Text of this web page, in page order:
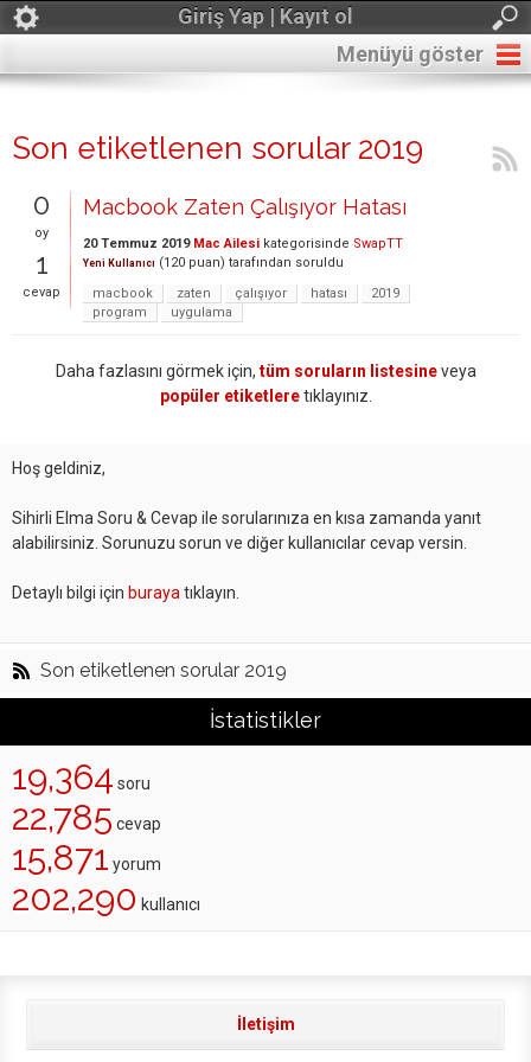
Giriş Yap | Kayıt ol
Menüyü göster
Son etiketlenen sorular 2019
0
oy
1
cevap
Macbook Zaten Çalışıyor Hatası
20 Temmuz 2019 Mac Ailesi kategorisinde SwapTT
Yeni Kullanıcı (120 puan) tarafından soruldu
macbook
zaten çalışıyor hatası
2019
program
uygulama
Daha fazlasını görmek için, tüm soruların listesineveya
popüler etiketleretıklayınız.
Hoş geldiniz,
Sihirli Elma Soru & Cevap ile sorularınıza en kısa zamanda yanıt
alabilirsiniz. Sorunuzu sorun ve diğer kullanıcılar cevap versin.
Detaylı bilgi için buraya tıklayın.
Son etiketlenen sorular 2019
İstatistikler
19,364 soru
22,785 cevap
15,871 yorum
202,290 kullanıcı
İletişim